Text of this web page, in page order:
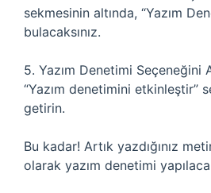
sekmesinin altında, “Yazım
bulacaksınız.
5. Yazım Denetimi Seçeneğini
“Yazım denetimini etkinleştir”
getirin.
Bu kadar! Artık yazdığınız
olarak yazım denetimi